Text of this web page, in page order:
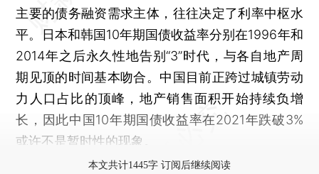
主要的债务融资需求主体，往往决定了利率中枢水
平。日本和韩国10年期国债收益率分别在1996年和
2014年之后永久性地告别“3”时代，与各自地产周
期见顶的时间基本吻合。中国目前正跨过城镇劳动
力人口占比的顶峰，地产销售面积开始持续负增
长，因此中国10年期国债收益率在2021年跌破3%
或许不是暂时性的现象。
本文共计1445字 订阅后继续阅读